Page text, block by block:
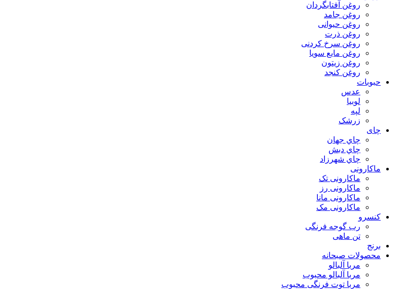
روغن آفتابگردان
روغن جامد
روغن حیوانی
روغن ذرت
روغن سرخ کردنی
روغن مایع سویا
روغن زیتون
روغن کنجد
حبوبات
عدس
لوبیا
لپه
زرشک
چای
چاي جهان
چاي دبش
چاي شهرزاد
ماکارونی
ماکارونی تک
ماکارونی رز
ماکارونی مانا
ماکارونی مک
کنسرو
رب گوجه فرنگی
تن ماهی
برنج
محصولات صبحانه
مربا آلبالو
مربا آلبالو محبوب
مربا توت فرنگی محبوب